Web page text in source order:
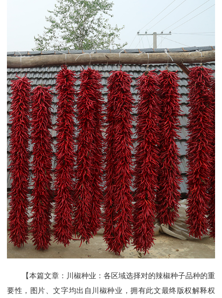
【本篇文章：川椒种业：各区域选择对的辣椒种子品种的重
要性，图片、文字均出自川椒种业，拥有此文最终版权解释权